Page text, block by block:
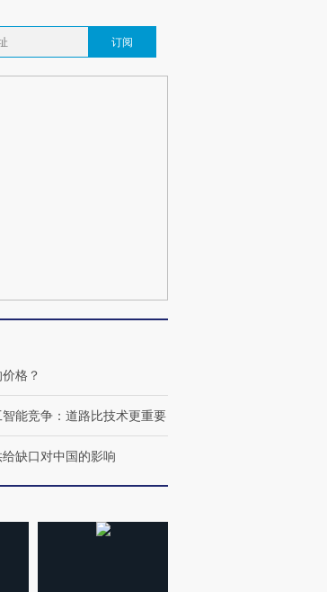
视线｜HYROX的吸金
订阅
格？
能竞争：道路比技术更重要
缺口对中国的影响